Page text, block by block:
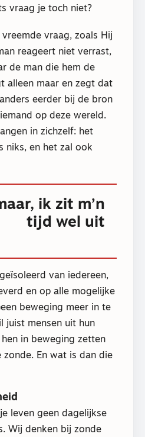
vraag je toch niet?
vreemde vraag, zoals Hij
reageert niet verrast,
de man die hem de
alleen maar en zegt dat
eerder bij de bron
op deze wereld.
in zichzelf: het
niks, en het zal ook
ik zit m’n
tijd wel uit
van iedereen,
en op alle mogelijke
beweging meer in te
juist mensen uit hun
in beweging zetten
zonde. En wat is dan die
leven geen dagelijkse
Wij denken bij zonde